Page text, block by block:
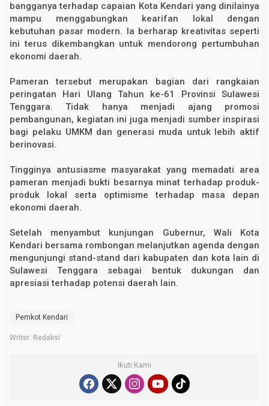
bangganya terhadap capaian Kota Kendari yang dinilainya
mampu menggabungkan kearifan lokal dengan
kebutuhan pasar modern. Ia berharap kreativitas seperti
ini terus dikembangkan untuk mendorong pertumbuhan
ekonomi daerah.
Pameran tersebut merupakan bagian dari rangkaian
peringatan Hari Ulang Tahun ke-61 Provinsi Sulawesi
Tenggara. Tidak hanya menjadi ajang promosi
pembangunan, kegiatan ini juga menjadi sumber inspirasi
bagi pelaku UMKM dan generasi muda untuk lebih aktif
berinovasi.
Tingginya antusiasme masyarakat yang memadati area
pameran menjadi bukti besarnya minat terhadap produk-
produk lokal serta optimisme terhadap masa depan
ekonomi daerah.
Setelah menyambut kunjungan Gubernur, Wali Kota
Kendari bersama rombongan melanjutkan agenda dengan
mengunjungi stand-stand dari kabupaten dan kota lain di
Sulawesi Tenggara sebagai bentuk dukungan dan
apresiasi terhadap potensi daerah lain.
Pemkot Kendari
Writer: Redaksi
Ikuti Kami